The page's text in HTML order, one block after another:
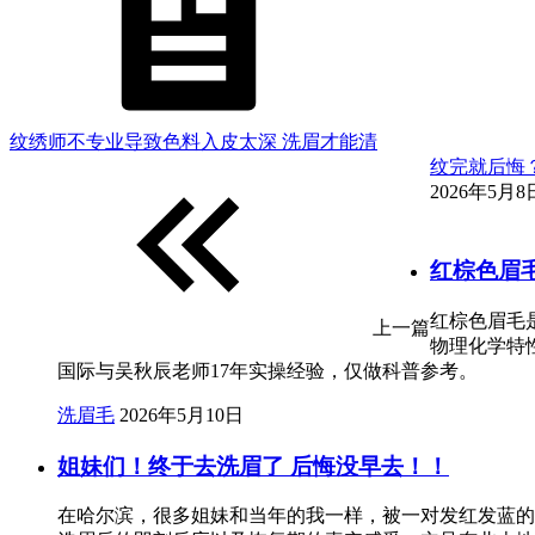
纹绣师不专业导致色料入皮太深 洗眉才能清
上一篇
纹完就后悔
2026年5月8
红棕色眉
红棕色眉毛
物理化学特
国际与吴秋辰老师17年实操经验，仅做科普参考。
洗眉毛 2026年5月10日
姐妹们！终于去洗眉了 后悔没早去！！
在哈尔滨，很多姐妹和当年的我一样，被一对发红发蓝